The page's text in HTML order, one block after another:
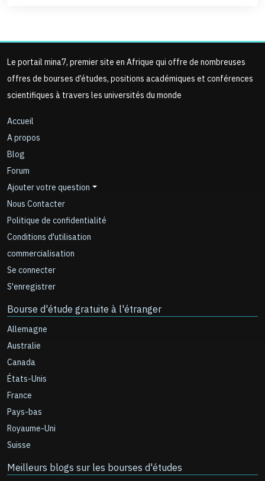
Le portail mina7, premier site en Afrique qui offre de nombreuses
offres de bourses d’études, positions académiques et conférences
scientifiques à travers les universités du monde
Accueil
A propos
Blog
Forum
Ajouter votre question
Nous Contacter
Politique de confidentialité
Conditions d'utilisation
commercialisation
Se connecter
S'enregistrer
Bourse d'étude gratuite à l'étranger
Allemagne
Australie
Canada
États-Unis
France
Pays-bas
Royaume-Uni
Suisse
Meilleurs blogs sur les bourses d'études